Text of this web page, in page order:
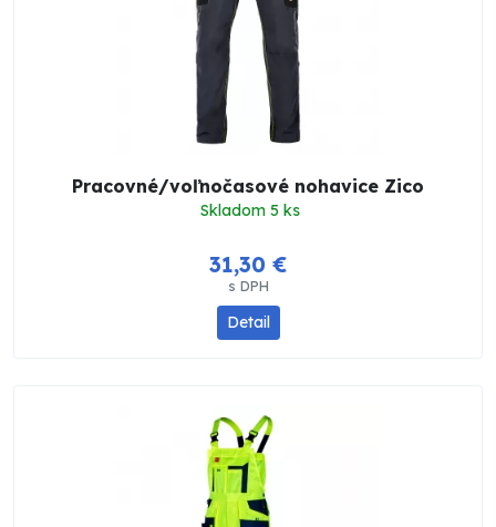
Pracovné/voľnočasové nohavice Zico
Skladom 5 ks
31,30 €
s DPH
Detail